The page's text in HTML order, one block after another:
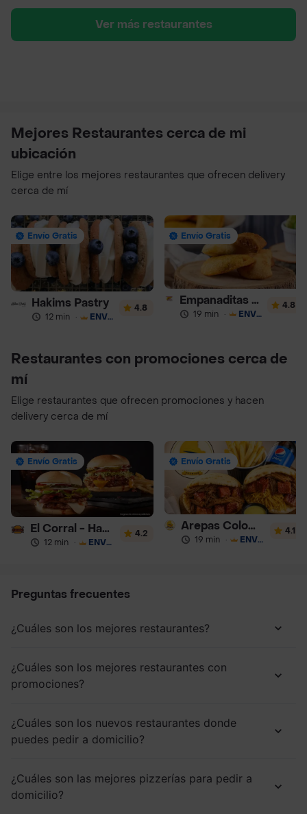
Ver más restaurantes
Mejores Restaurantes cerca de mi
ubicación
Elige entre los mejores restaurantes que ofrecen delivery
cerca de mí
Envío Gratis
Hakims Pastry
12 min · ENVÍO GRATIS
4.8
Envío Gratis
Empanaditas de Pipian - Empanadas
19 min · ENVÍO GRATIS
4.8
Restaurantes con promociones cerca de
mí
Elige restaurantes que ofrecen promociones y hacen
delivery cerca de mí
Envío Gratis
El Corral - Hamburguesa
12 min · ENVÍO GRATIS
4.2
Envío Gratis
Arepas Colombianas Premium
19 min · ENVÍO GRATIS
4.1
Preguntas frecuentes
¿Cuáles son los mejores restaurantes?
¿Cuáles son los mejores restaurantes con
promociones?
¿Cuáles son los nuevos restaurantes donde
puedes pedir a domicilio?
¿Cuáles son las mejores pizzerías para pedir a
domicilio?